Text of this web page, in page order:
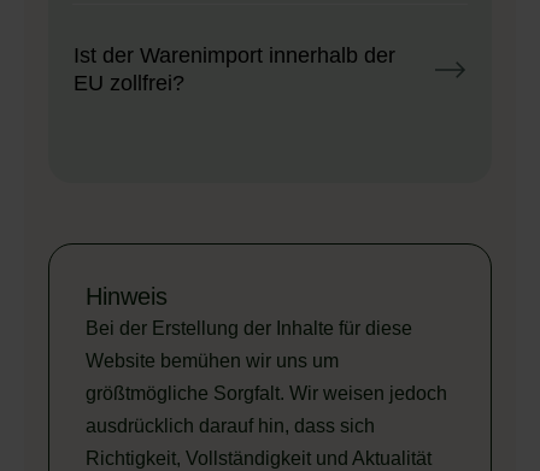
Ist der Warenimport innerhalb der
EU zollfrei?
Hinweis
Bei der Erstellung der Inhalte für diese
Website bemühen wir uns um
größtmögliche Sorgfalt. Wir weisen jedoch
ausdrücklich darauf hin, dass sich
Richtigkeit, Vollständigkeit und Aktualität